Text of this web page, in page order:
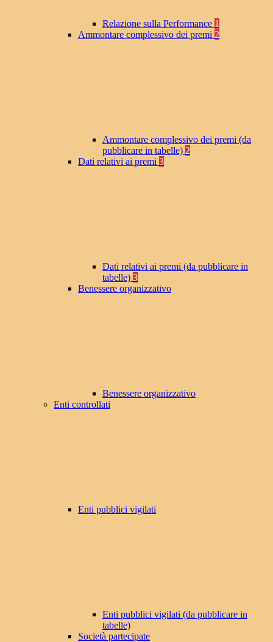
Relazione sulla Performance 1
Ammontare complessivo dei premi 2
Ammontare complessivo dei premi (da
pubblicare in tabelle) 2
Dati relativi ai premi 3
Dati relativi ai premi (da pubblicare in
tabelle) 3
Benessere organizzativo
Benessere organizzativo
Enti controllati
Enti pubblici vigilati
Enti pubblici vigilati (da pubblicare in
tabelle)
Società partecipate